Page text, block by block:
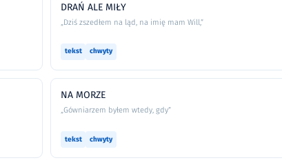
DRAŃ ALE MIŁY
„Dziś zszedłem na ląd, na imię mam Will,”
tekst chwyty
NA MORZE
„Gówniarzem byłem wtedy, gdy”
tekst chwyty